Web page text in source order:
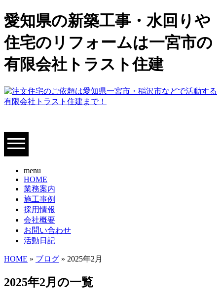
愛知県の新築工事・水回りや
住宅のリフォームは一宮市の
有限会社トラスト住建
menu
HOME
業務案内
施工事例
採用情報
会社概要
お問い合わせ
活動日記
HOME » ブログ » 2025年2月
2025年2月の一覧